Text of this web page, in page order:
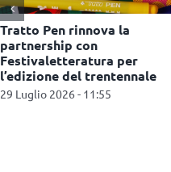
Lego: arriva il programma
fedeltà Insiders in tutti i
Certified Store d’Italia
28 Luglio 2026 - 12:43